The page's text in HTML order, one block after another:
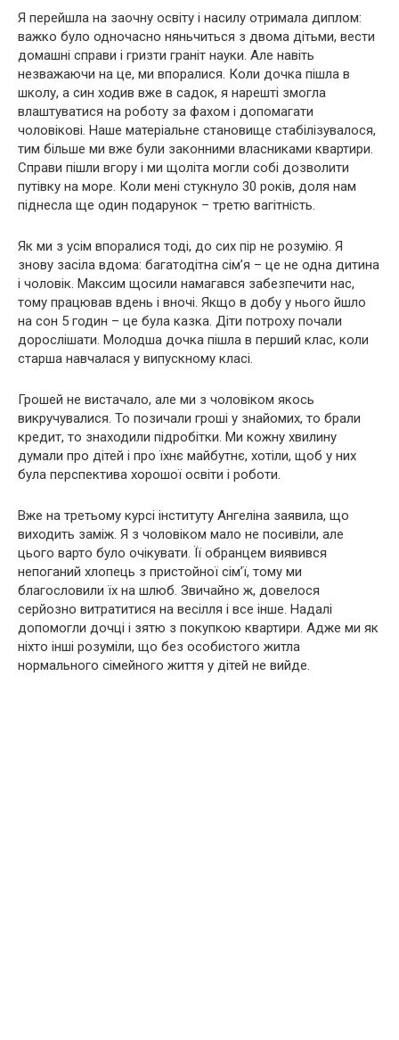
Я перейшла на заочну освіту і насилу отримала диплом:
важко було одночасно няньчиться з двома дітьми, вести
домашні справи і гризти граніт науки. Але навіть
незважаючи на це, ми впоралися. Коли дочка пішла в
школу, а син ходив вже в садок, я нарешті змогла
влаштуватися на роботу за фахом і допомагати
чоловікові. Наше матеріальне становище стабілізувалося,
тим більше ми вже були законними власниками квартири.
Справи пішли вгору і ми щоліта могли собі дозволити
путівку на море. Коли мені стукнуло 30 років, доля нам
піднесла ще один подарунок – третю вагітність.
Як ми з усім впоралися тоді, до сих пір не розумію. Я
знову засіла вдома: багатодітна сім’я – це не одна дитина
і чоловік. Максим щосили намагався забезпечити нас,
тому працював вдень і вночі. Якщо в добу у нього йшло
на сон 5 годин – це була казка. Діти потроху почали
дорослішати. Молодша дочка пішла в перший клас, коли
старша навчалася у випускному класі.
Грошей не вистачало, але ми з чоловіком якось
викручувалися. То позичали гроші у знайомих, то брали
кредит, то знаходили підробітки. Ми кожну хвилину
думали про дітей і про їхнє майбутнє, хотіли, щоб у них
була перспектива хорошої освіти і роботи.
Вже на третьому курсі інституту Ангеліна заявила, що
виходить заміж. Я з чоловіком мало не посивіли, але
цього варто було очікувати. Її обранцем виявився
непоганий хлопець з пристойної сім’ї, тому ми
благословили їх на шлюб. Звичайно ж, довелося
серйозно витратитися на весілля і все інше. Надалі
допомогли дочці і зятю з покупкою квартири. Адже ми як
ніхто інші розуміли, що без особистого житла
нормального сімейного життя у дітей не вийде.